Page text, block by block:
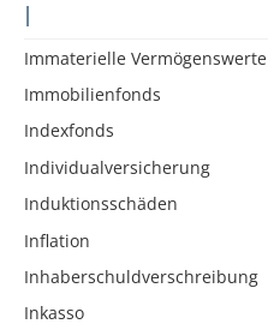
I
Immaterielle Vermögenswerte
Immobilienfonds
Indexfonds
Individualversicherung
Induktionsschäden
Inflation
Inhaberschuldverschreibung
Inkasso